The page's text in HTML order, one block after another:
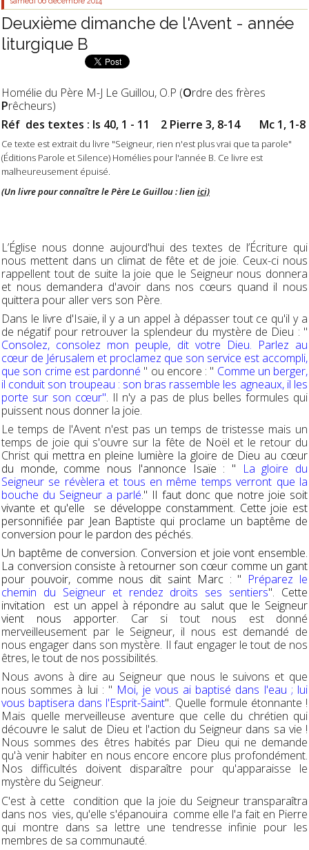
Deuxième dimanche de l'Avent - année
liturgique B
Homélie du Père M-J Le Guillou, O.P (Ordre des frères
Prêcheurs)
Réf des textes : Is 40, 1 - 11 2 Pierre 3, 8-14 Mc 1, 1-8
Ce texte est extrait du livre "Seigneur, rien n'est plus vrai que ta parole"
(Éditions Parole et Silence) Homélies pour l'année B. Ce livre est
malheureusement épuisé.
(Un livre pour connaître le Père Le Guillou : lien ici)
L’Église nous donne aujourd'hui des textes de l’Écriture qui
nous mettent dans un climat de fête et de joie. Ceux-ci nous
rappellent tout de suite la joie que le Seigneur nous donnera
et nous demandera d'avoir dans nos cœurs quand il nous
quittera pour aller vers son Père.
Dans le livre d'Isaïe, il y a un appel à dépasser tout ce qu'il y a
de négatif pour retrouver la splendeur du mystère de Dieu : "
Consolez, consolez mon peuple, dit votre Dieu. Parlez au
cœur de Jérusalem et proclamez que son service est accompli,
que son crime est pardonné " ou encore : " Comme un berger,
il conduit son troupeau : son bras rassemble les agneaux, il les
porte sur son cœur". Il n'y a pas de plus belles formules qui
puissent nous donner la joie.
Le temps de l'Avent n'est pas un temps de tristesse mais un
temps de joie qui s'ouvre sur la fête de Noël et le retour du
Christ qui mettra en pleine lumière la gloire de Dieu au cœur
du monde, comme nous l'annonce Isaïe : " La gloire du
Seigneur se révèlera et tous en même temps verront que la
bouche du Seigneur a parlé." Il faut donc que notre joie soit
vivante et qu'elle se développe constamment. Cette joie est
personnifiée par Jean Baptiste qui proclame un baptême de
conversion pour le pardon des péchés.
Un baptême de conversion. Conversion et joie vont ensemble.
La conversion consiste à retourner son cœur comme un gant
pour pouvoir, comme nous dit saint Marc : " Préparez le
chemin du Seigneur et rendez droits ses sentiers". Cette
invitation est un appel à répondre au salut que le Seigneur
vient nous apporter. Car si tout nous est donné
merveilleusement par le Seigneur, il nous est demandé de
nous engager dans son mystère. Il faut engager le tout de nos
êtres, le tout de nos possibilités.
Nous avons à dire au Seigneur que nous le suivons et que
nous sommes à lui : " Moi, je vous ai baptisé dans l'eau ; lui
vous baptisera dans l'Esprit-Saint". Quelle formule étonnante !
Mais quelle merveilleuse aventure que celle du chrétien qui
découvre le salut de Dieu et l'action du Seigneur dans sa vie !
Nous sommes des êtres habités par Dieu qui ne demande
qu'à venir habiter en nous encore encore plus profondément.
Nos difficultés doivent disparaître pour qu'apparaisse le
mystère du Seigneur.
C'est à cette condition que la joie du Seigneur transparaîtra
dans nos vies, qu'elle s'épanouira comme elle l'a fait en Pierre
qui montre dans sa lettre une tendresse infinie pour les
membres de sa communauté.